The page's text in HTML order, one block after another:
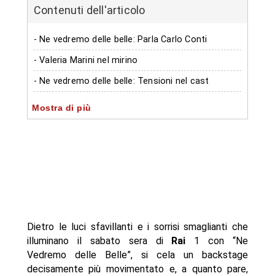
Contenuti dell'articolo
- Ne vedremo delle belle: Parla Carlo Conti
- Valeria Marini nel mirino
- Ne vedremo delle belle: Tensioni nel cast
- Valeria Marini abbandona la chat di gruppo
- Ne vedremo delle belle: L’urna
Mostra di più
Dietro le luci sfavillanti e i sorrisi smaglianti che
illuminano il sabato sera di Rai 1 con “Ne
Vedremo delle Belle”, si cela un backstage
decisamente più movimentato e, a quanto pare,